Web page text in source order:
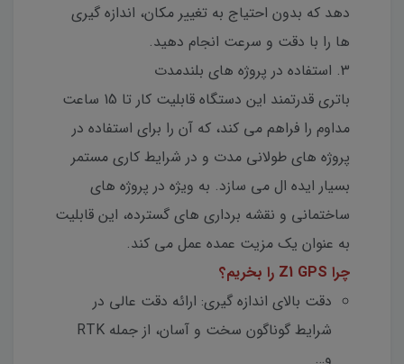
دهد که بدون احتیاج به تغییر مکان، اندازه گیری
ها را با دقت و سرعت انجام دهید.
3. استفاده در پروژه های بلندمدت
باتری قدرتمند این دستگاه قابلیت کار تا 15 ساعت
مداوم را فراهم می کند، که آن را برای استفاده در
پروژه های طولانی مدت و در شرایط کاری مستمر
بسیار ایده ال می سازد. به ویژه در پروژه های
ساختمانی و نقشه برداری های گسترده، این قابلیت
به عنوان یک مزیت عمده عمل می کند.
چرا Z1 GPS را بخریم؟
دقت بالای اندازه گیری: ارائه دقت عالی در
شرایط گوناگون سخت و آسان، از جمله RTK
و…